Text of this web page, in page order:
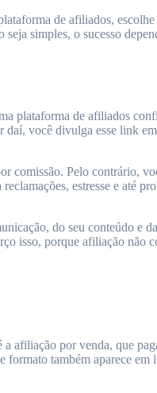
de afiliados,
simples, o sucesso
plataforma de afiliados
você divulga esse link
comissão. Pelo contrário,
estresse e até
do seu conteúdo e
isso, porque afiliação não
afiliação por venda, que
também aparece em